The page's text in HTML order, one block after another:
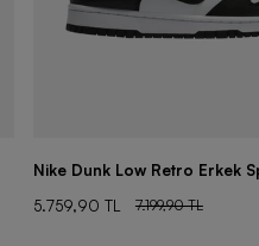
Nike Dunk Low Retro Erkek
5.759,90 TL
7.199,90 TL